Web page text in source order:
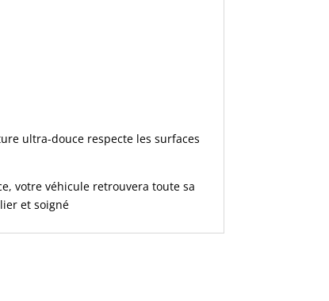
ultra-douce respecte les surfaces
votre véhicule retrouvera toute sa
et soigné